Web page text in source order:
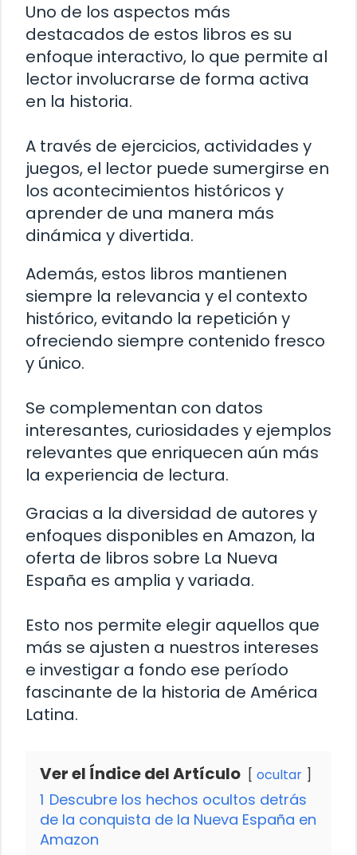
Uno de los aspectos más
destacados de estos libros es su
enfoque interactivo, lo que permite al
lector involucrarse de forma activa
en la historia.
A través de ejercicios, actividades y
juegos, el lector puede sumergirse en
los acontecimientos históricos y
aprender de una manera más
dinámica y divertida.
Además, estos libros mantienen
siempre la relevancia y el contexto
histórico, evitando la repetición y
ofreciendo siempre contenido fresco
y único.
Se complementan con datos
interesantes, curiosidades y ejemplos
relevantes que enriquecen aún más
la experiencia de lectura.
Gracias a la diversidad de autores y
enfoques disponibles en Amazon, la
oferta de libros sobre La Nueva
España es amplia y variada.
Esto nos permite elegir aquellos que
más se ajusten a nuestros intereses
e investigar a fondo ese período
fascinante de la historia de América
Latina.
Ver el Índice del Artículo ocultar
1 Descubre los hechos ocultos detrás
de la conquista de la Nueva España en
Amazon